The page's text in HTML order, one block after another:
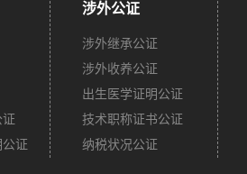
证
涉外公证
涉外继承公证
涉外收养公证
出生医学证明公证
技术职称证书公证
纳税状况公证